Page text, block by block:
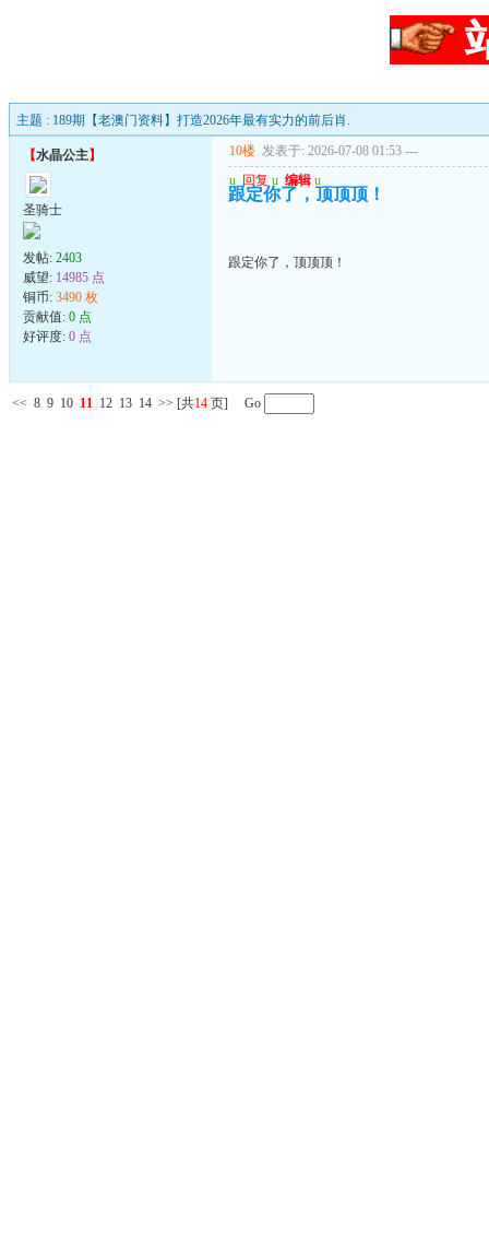
主题 : 189期【老澳门资料】打造2026年最有实力的前后肖.
【水晶公主】
圣骑士
发帖: 2403
威望: 14985 点
铜币: 3490 枚
贡献值: 0 点
好评度: 0 点
10楼 发表于: 2026-07-08 01:53 ---
u 回复 u 编辑 u
跟定你了，顶顶顶！
跟定你了，顶顶顶！
<< 8 9 10 11 12 13 14 >> [共14 页] Go